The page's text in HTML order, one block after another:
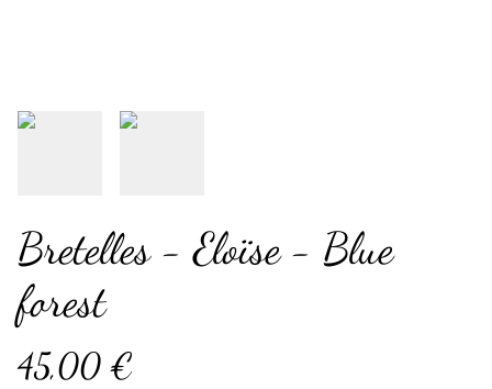
Bretelles - Eloïse - Blue
forest
45,00 €